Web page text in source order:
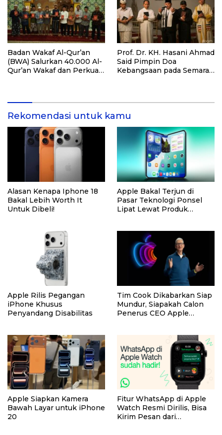
Badan Wakaf Al-Qur’an
(BWA) Salurkan 40.000 Al-
Qur’an Wakaf dan Perkuat
Prof. Dr. KH. Hasani Ahmad
Said Pimpin Doa
Kebangsaan pada Semarak
Rekomendasi untuk kamu
Alasan Kenapa Iphone 18
Bakal Lebih Worth It
Untuk Dibeli!
Apple Bakal Terjun di
Pasar Teknologi Ponsel
Lipat Lewat Produk
Apple Rilis Pegangan
iPhone Khusus
Penyandang Disabilitas
Tim Cook Dikabarkan Siap
Mundur, Siapakah Calon
Penerus CEO Apple
Apple Siapkan Kamera
Bawah Layar untuk iPhone
20
Fitur WhatsApp di Apple
Watch Resmi Dirilis, Bisa
Kirim Pesan dari